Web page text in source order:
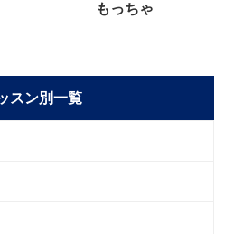
もっちゃ
スン別一覧